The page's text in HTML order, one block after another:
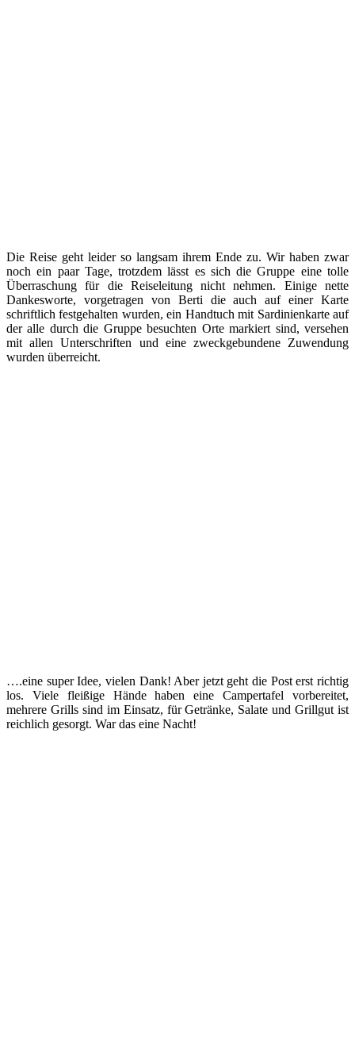
Die Reise geht leider so langsam ihrem Ende zu. Wir haben zwar
noch ein paar Tage, trotzdem lässt es sich die Gruppe eine tolle
Überraschung für die Reiseleitung nicht nehmen. Einige nette
Dankesworte, vorgetragen von Berti die auch auf einer Karte
schriftlich festgehalten wurden, ein Handtuch mit Sardinienkarte auf
der alle durch die Gruppe besuchten Orte markiert sind, versehen
mit allen Unterschriften und eine zweckgebundene Zuwendung
wurden überreicht.
….eine super Idee, vielen Dank! Aber jetzt geht die Post erst richtig
los. Viele fleißige Hände haben eine Campertafel vorbereitet,
mehrere Grills sind im Einsatz, für Getränke, Salate und Grillgut ist
reichlich gesorgt. War das eine Nacht!